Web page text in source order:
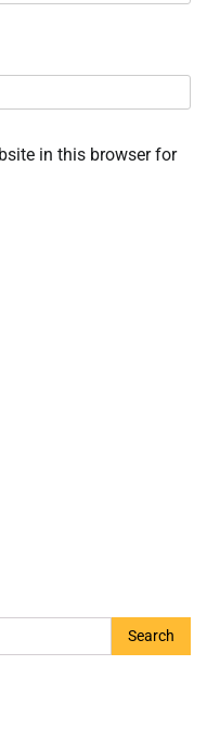
in this browser for